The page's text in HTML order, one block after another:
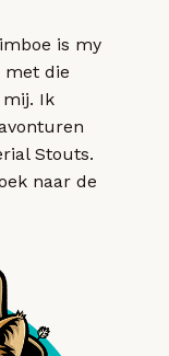
is my
met die
mij. Ik
Stouts.
naar de